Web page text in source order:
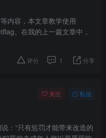
内容，本文章教学使用
。在我的上一篇文章中，
评分 1 分享
关注 私信
：“只有惩罚才能带来改造的